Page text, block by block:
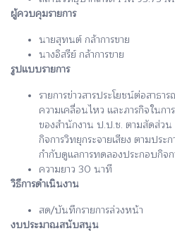
ผู้ควบคุมรายการ
นายสุทนต์ กล้าการขาย
นางอิสรีย์ กล้าการขาย
รูปแบบรายการ
รายการข่าวสารประโยชน์ต่อสาธา
ความเคลื่อนไหว และภารกิจในก
ของสำนักงาน ป.ป.ช. ตามสัดส่ว
กิจการวิทยุกระจายเสียง ตามปร
กำกับดูแลการทดลองประกอบกิจ
ความยาว 30 นาที
วิธีการดำเนินงาน
สด/บันทึกรายการล่วงหน้า
งบประมาณสนับสนุน